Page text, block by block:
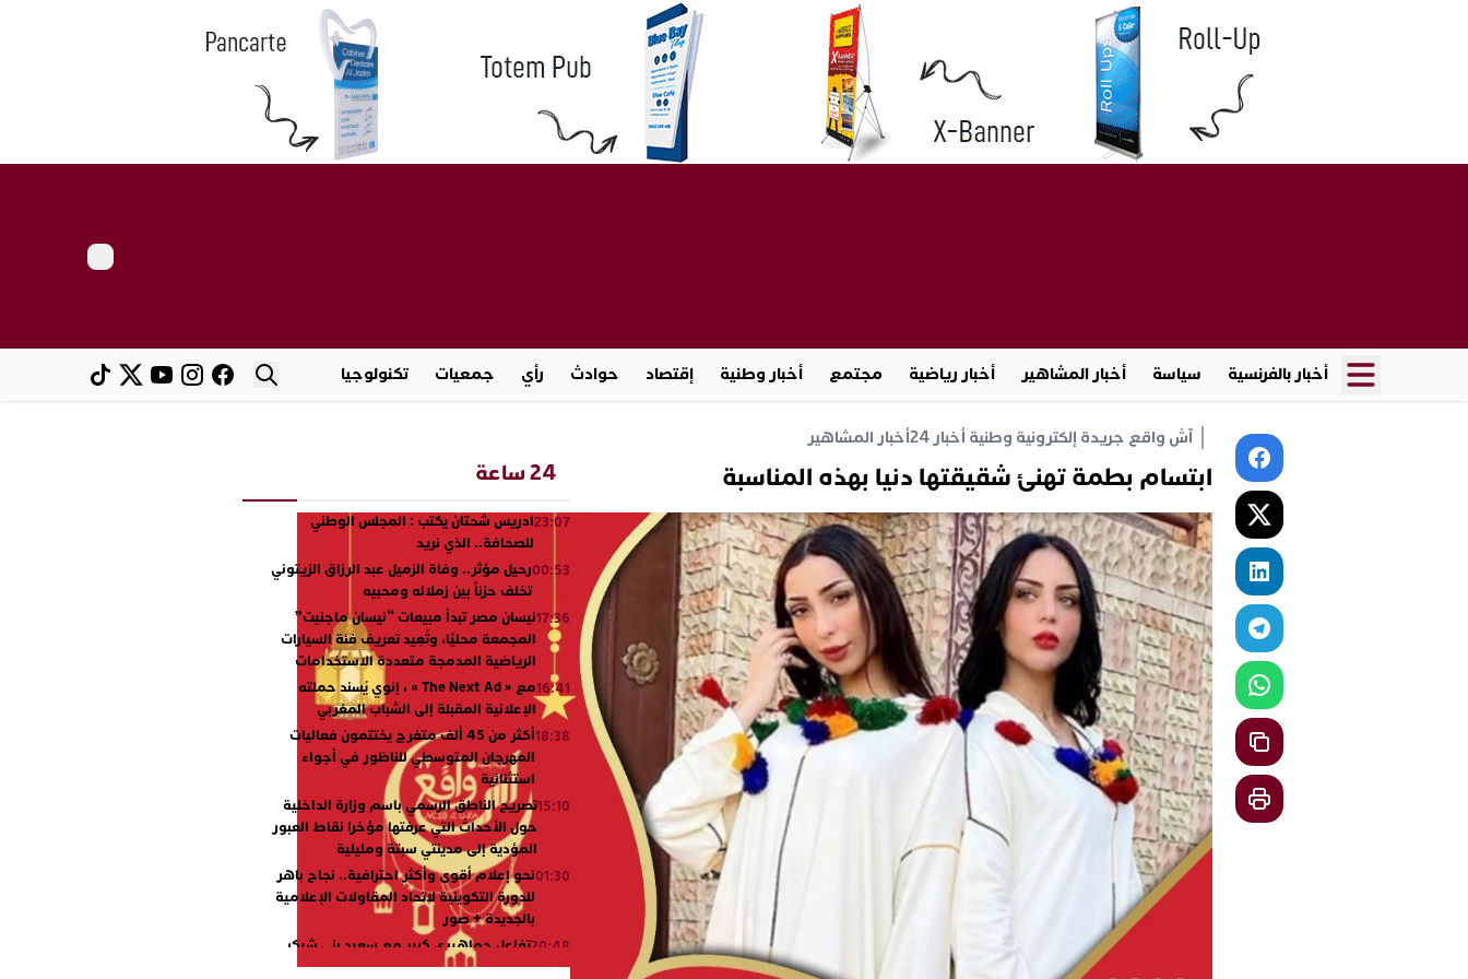
أخبار بالفرنسية سياسة أخبار المشاهير أخبار رياضية مجتمع أخبار وطنية إقتصاد حوادث رأي جمعيات تكنولوجيا
آش واقع جريدة إلكترونية وطنية أخبار 24 أخبار المشاهير
ابتسام بطمة تهنئ شقيقتها دنيا بهذه المناسبة 24 ساعة
23:07ادريس شحتان يكتب : المجلس الوطني
للصحافة.. الذي نريد
00:53رحيل مؤثر.. وفاة الزميل عبد الرزاق الزيتوني
تخلف حزناً بين زملائه ومحبيه
17:36نيسان مصر تبدأ مبيعات “نيسان ماجنيت”
المجمعة محليًا، وتُعِيد تعريف فئة السيارات
الرياضية المدمجة متعددة الاستخدامات
16:41
مع « The Next Ad » ، إنوي يُسند حملته
الإعلانية المقبلة إلى الشباب المغربي
18:38
أكثر من 45 ألف متفرج يختتمون فعاليات
المهرجان المتوسطي للناظور في أجواء
استثنائية
15:10تصريح الناطق الرسمي باسم وزارة الداخلية
حول الأحداث التي عرفتها مؤخرا نقاط العبور
المؤدية إلى مدينتي سبتة ومليلية
01:30نحو إعلام أقوى وأكثر احترافية.. نجاح باهر
للدورة التكوينية لاتحاد المقاولات الإعلامية
بالجديدة + صور
20:48تفاعل جماهيري كبير مع سعيد بني شيكر
ورشيدة طلال ووليد الرحماني في المهرجان